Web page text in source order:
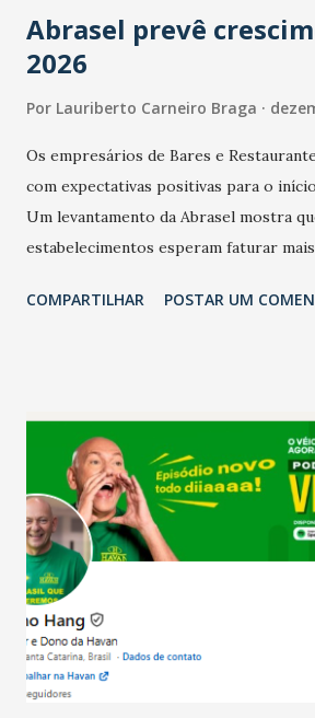
Abrasel prevê
2026
Por Lauriberto Carneiro Braga
Os empresários de Bares e
com expectativas positivas para o
Um levantamento da Abrasel mostra
estabelecimentos esperam faturar
relação ao último trimestre deste ano,
confraternizações de fim de ano e
Salário para um número maior de
país tem a menor taxa de desemprego
Ainda segundo a Pesquisa, em
bares e restaurantes operaram com
registraram equilíbrio financeiro. Já o
estabelecimentos no prejuízo ficou em
do observado no mês anterior. Outros
novembro. Em relação a outubro, o
COMPARTILHAR POSTAR UM